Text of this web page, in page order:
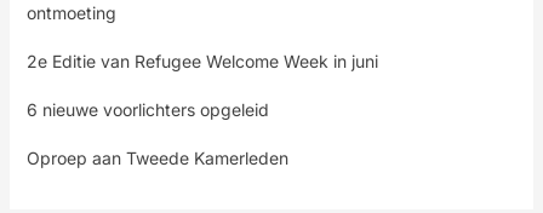
ontmoeting
2e Editie van Refugee Welcome Week in juni
6 nieuwe voorlichters opgeleid
Oproep aan Tweede Kamerleden